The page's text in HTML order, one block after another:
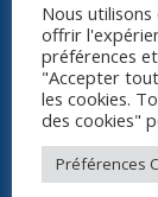
Sanpatsu
inmates
part of
Nous
offrir
préférences
"Accepter
les cookies.
des cookies"
Préférences